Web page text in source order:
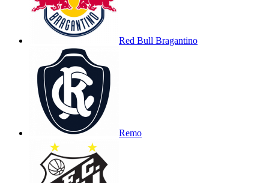
Red Bull Bragantino
Remo